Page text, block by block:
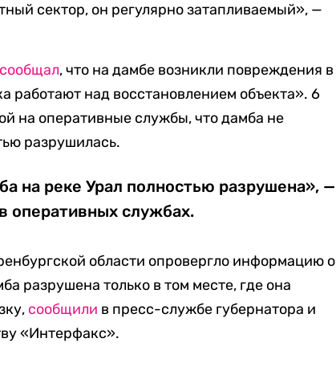
сектор, он регулярно затапливаемый», —
сообщал, что на дамбе возникли повреждения в
работают над восстановлением объекта». 6
на оперативные службы, что дамба не
разрушилась.
на реке Урал полностью разрушена», —
оперативных службах.
области опровергло информацию о
разрушена только в том месте, где она
сообщили в пресс-службе губернатора и
«Интерфакс».